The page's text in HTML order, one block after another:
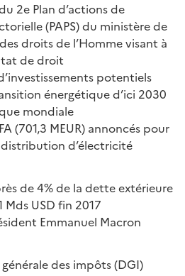
2e Plan d’actions de
(PAPS) du ministère de
droits de l’Homme visant à
de droit
potentiels
énergétique d’ici 2030
mondiale
(701,3 MEUR) annoncés pour
d’électricité
de 4% de la dette extérieure
Mds USD fin 2017
Emmanuel Macron
des impôts (DGI)